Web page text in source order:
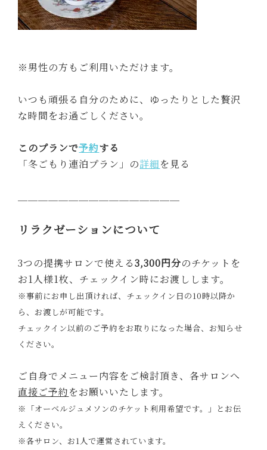
※男性の方もご利用いただけます。
いつも頑張る自分のために、ゆったりとした贅沢
な時間をお過ごしください。
このプランで予約する
「冬ごもり連泊プラン」の詳細を見る
リラクゼーションについて
3つの提携サロンで使える3,300円分のチケットを
お1人様1枚、チェックイン時にお渡しします。
※事前にお申し出頂ければ、チェックイン日の10時以降か
ら、お渡しが可能です。
チェックイン以前のご予約をお取りになった場合、お知らせ
ください。
ご自身でメニュー内容をご検討頂き、各サロンへ
直接ご予約をお願いいたします。
※「オーベルジュメソンのチケット利用希望です。」とお伝
えください。
※各サロン、お1人で運営されています。